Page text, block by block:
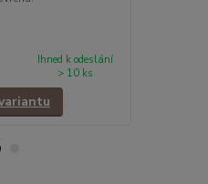
Ihned k odeslání
> 10 ks